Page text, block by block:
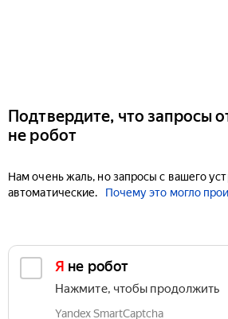
Подтвердите, что запросы
не робот
Нам очень жаль, но запросы с вашего
автоматические.
Почему это могло
Я не робот
Нажмите, чтобы продолжить
Yandex SmartCaptcha